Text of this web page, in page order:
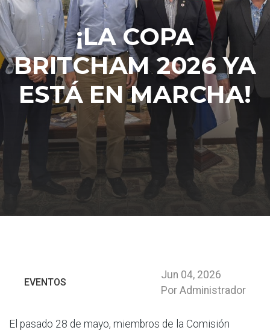
¡LA COPA
BRITCHAM 2026 YA
ESTÁ EN MARCHA!
EVENTOS
Jun 04, 2026
Por Administrador
El pasado 28 de mayo, miembros de la Comisión